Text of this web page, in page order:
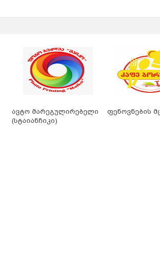
ავტო მარეგულირებელი
(სტაიანჩიკი)
ფენოვნების